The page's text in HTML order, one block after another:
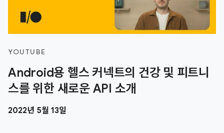
YOUTUBE
Android용 헬스 커넥트의 건강 및 피트니
스를 위한 새로운 API 소개
2022년 5월 13일